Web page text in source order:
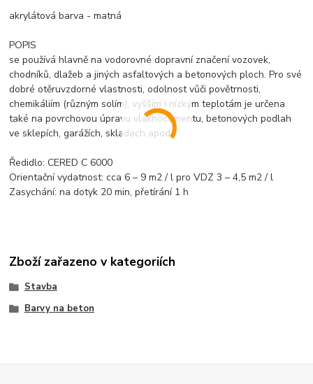
akrylátová barva - matná
POPIS
se používá hlavně na vodorovné dopravní značení vozovek,
chodníků, dlažeb a jiných asfaltových a betonových ploch. Pro své
dobré otěruvzdorné vlastnosti, odolnost vůči povětrnosti,
chemikáliím (různým solím), vyšším i nízkým teplotám je určena
také na povrchovou úpravu vláknocementu, betonových podlah
ve sklepích, garážích, skladech apod.
Ředidlo: CERED C 6000
Orientační vydatnost: cca 6 – 9 m2 / l pro VDZ 3 – 4,5 m2 / l
Zasychání: na dotyk 20 min, přetírání 1 h
Zboží zařazeno v kategoriích
Stavba
Barvy na beton